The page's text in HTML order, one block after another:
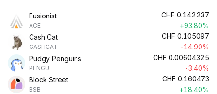
Fusionist
ACE
CHF 0.142237
+93.80%
Cash Cat
CASHCAT
CHF 0.105097
-14.90%
Pudgy Penguins
PENGU
CHF 0.00604325
-3.40%
Block Street
BSB
CHF 0.160473
+18.40%